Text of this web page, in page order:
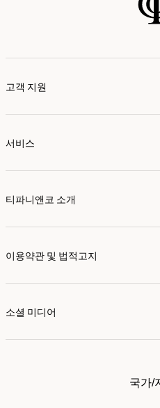
고객 지원
서비스
티파니앤코 소개
이용약관 및 법적고지
소셜 미디어
국가/